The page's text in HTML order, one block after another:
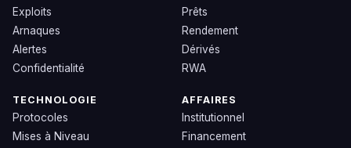
Exploits
Arnaques
Alertes
Confidentialité
Prêts
Rendement
Dérivés
RWA
TECHNOLOGIE
Protocoles
Mises à Niveau
AFFAIRES
Institutionnel
Financement